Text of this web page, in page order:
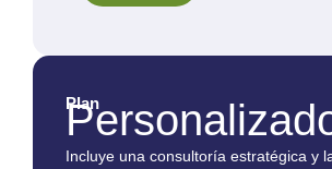
Plan
Incluye una consultoría estratégica y